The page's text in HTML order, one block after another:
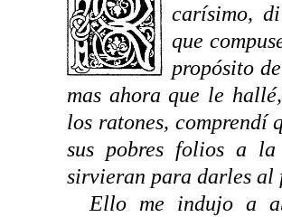
carísimo,
que
propósito
mas ahora que le
los ratones, comprendí
sus pobres folios a la
sirvieran para darles al
Ello me indujo a